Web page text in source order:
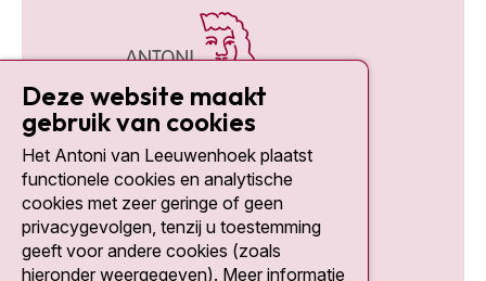
Social media
Deze website maakt
gebruik van cookies
Het Antoni van Leeuwenhoek plaatst
functionele cookies en analytische
cookies met zeer geringe of geen
privacygevolgen, tenzij u toestemming
geeft voor andere cookies (zoals
hieronder weergegeven). Meer informatie